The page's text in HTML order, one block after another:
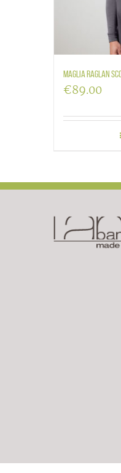
Maglia raglan
€89.00